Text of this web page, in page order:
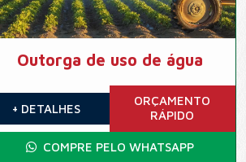
Outorga de uso de água
+ DETALHES
ORÇAMENTO
RÁPIDO
COMPRE PELO WHATSAPP